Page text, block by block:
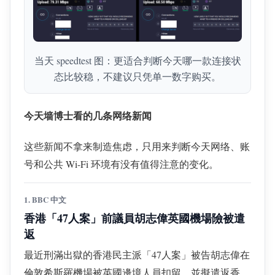
当天 speedtest 图：更适合判断今天哪一款连接状
态比较稳，不建议只凭单一数字购买。
今天墙博士看的几条网络新闻
这些新闻不拿来制造焦虑，只用来判断今天网络、账
号和公共 Wi-Fi 环境有没有值得注意的变化。
1. BBC 中文
香港「47人案」前議員胡志偉英國機場險被遣
返
最近刑滿出獄的香港民主派「47人案」被告胡志偉在
倫敦希斯羅機場被英國邊境人員扣留，並擬遣返香